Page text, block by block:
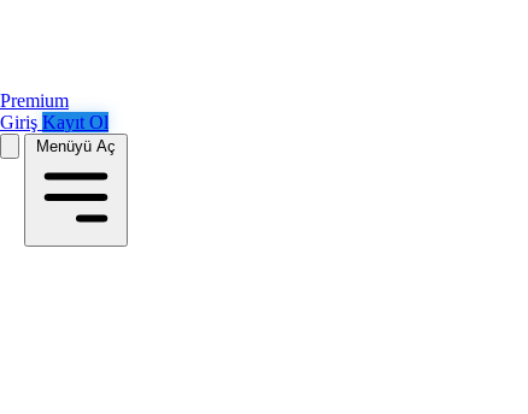
Premium
Giriş Kayıt Ol
Menüyü Aç